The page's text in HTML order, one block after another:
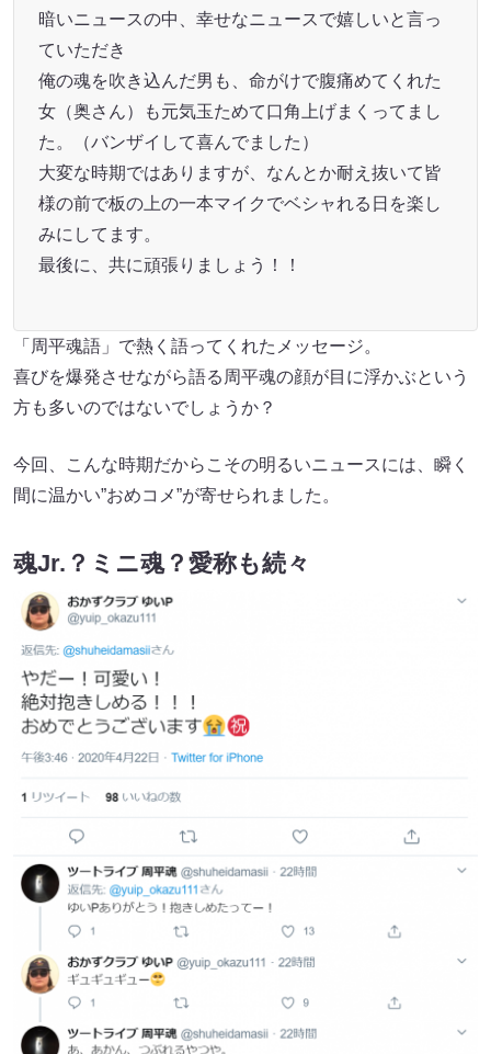
暗いニュースの中、幸せなニュースで嬉しいと言っ
ていただき
俺の魂を吹き込んだ男も、命がけで腹痛めてくれた
女（奥さん）も元気玉ためて口角上げまくってまし
た。（バンザイして喜んでました）
大変な時期ではありますが、なんとか耐え抜いて皆
様の前で板の上の一本マイクでベシャれる日を楽し
みにしてます。
最後に、共に頑張りましょう！！
「周平魂語」で熱く語ってくれたメッセージ。
喜びを爆発させながら語る周平魂の顔が目に浮かぶという
方も多いのではないでしょうか？
今回、こんな時期だからこその明るいニュースには、瞬く
間に温かい”おめコメ”が寄せられました。
魂Jr.？ミニ魂？愛称も続々